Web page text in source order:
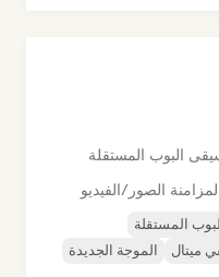
البوب المستقلة
الصور/الفيديو
المستقلة
ميتال
الموجة الجديدة